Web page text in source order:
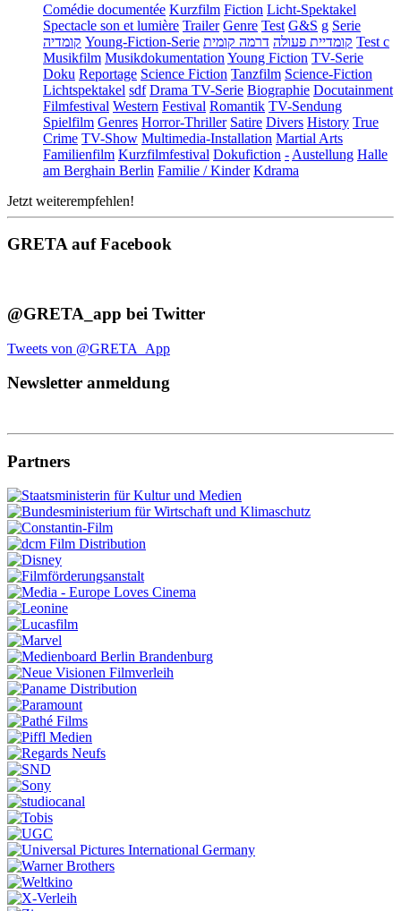
Comédie documentée Kurzfilm Fiction Licht-Spektakel
Spectacle son et lumière Trailer Genre Test G&S g Serie
קומדיה Young-Fiction-Serie קומדיית פעולה דרמה קומית
Test c
Musikfilm Musikdokumentation Young Fiction TV-Serie
Doku Reportage Science Fiction Tanzfilm Science-Fiction
Lichtspektakel sdf Drama TV-Serie Biographie Docutainment
Filmfestival Western Festival Romantik TV-Sendung
Spielfilm Genres Horror-Thriller Satire Divers History True
Crime TV-Show Multimedia-Installation Martial Arts
Familienfilm Kurzfilmfestival Dokufiction - Austellung Halle
am Berghain Berlin Familie / Kinder Kdrama
Jetzt weiterempfehlen!
GRETA auf Facebook
@GRETA_app bei Twitter
Tweets von @GRETA_App
Newsletter anmeldung
Partners